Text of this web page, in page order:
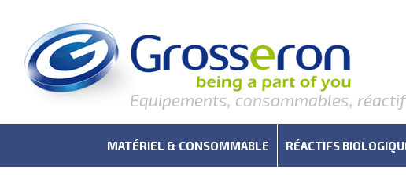
Equipements, consommables,
MATÉRIEL & CONSOMMABLE RÉACTIFS